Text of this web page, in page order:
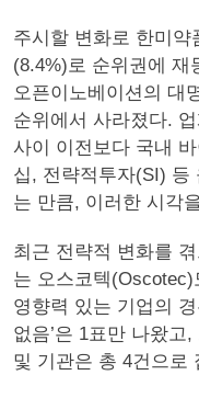
주시할 변화로 한미약
(8.4%)로 순위권에 재
오픈이노베이션의 대
순위에서 사라졌다.
사이 이전보다 국내
십, 전략적투자(SI) 등
는 만큼, 이러한 시각
최근 전략적 변화를
는 오스코텍
영향력 있는 기업의
없음’은 1표만 나왔고
및 기관은 총 4건으로